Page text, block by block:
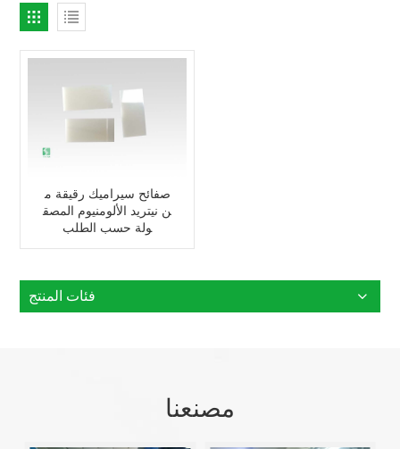
صفائح سيراميك رقيقة م
ن نيتريد الألومنيوم المصق
ولة حسب الطلب
فئات المنتج
مصنعنا